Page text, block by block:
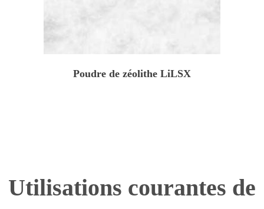
Poudre de zéolithe LiLSX
Utilisations courantes de